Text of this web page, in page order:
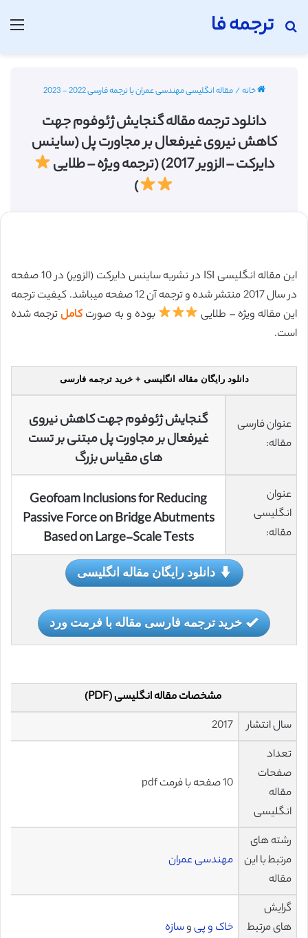
ترجمه فا
جستجو برای
خانه/مقاله انگلیسی مهندسی عمران با ترجمه فارسی 2022 - 2023
دانلود ترجمه مقاله گنجایش ژئوفوم جهت
کاهش نیروی غیرفعال بر مجاورت پل (ساینس
دایرکت – الزویر 2017) (ترجمه ویژه – طلایی
)
این مقاله انگلیسی ISI در نشریه ساینس دایرکت (الزویر) در 10 صفحه
در سال 2017 منتشر شده و ترجمه آن 12 صفحه میباشد. کیفیت ترجمه
این مقاله ویژه – طلایی
بوده و به صورت کاملترجمه شده
است.
دانلود رایگان مقاله انگلیسی + خرید ترجمه فارسی
عنوان فارسی
مقاله:
گنجایش ژئوفوم جهت کاهش نیروی
غیرفعال بر مجاورت پل مبتنی بر تست
های مقیاس بزرگ
عنوان
انگلیسی
مقاله:
Geofoam Inclusions for Reducing
Passive Force on Bridge Abutments
Based on Large-Scale Tests
دانلود رایگان مقاله انگلیسی
خرید ترجمه فارسی مقاله با فرمت ورد
مشخصات مقاله انگلیسی (PDF)
سال انتشار
2017
تعداد
صفحات
مقاله
انگلیسی
10 صفحه با فرمت pdf
رشته های
مرتبط با این
مقاله
مهندسی عمران
گرایش
های مرتبط
خاک و پیوسازه